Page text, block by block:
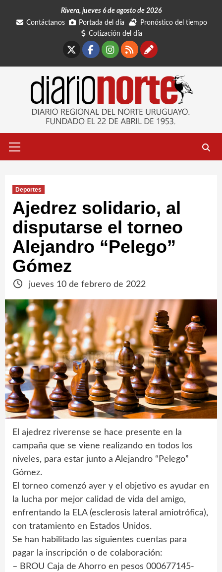
Rivera, jueves 6 de agosto de 2026
Contáctanos
Portada del día
Pronóstico del tiempo
Cotización del día
Facebook
Instagram
RSSContáctanos
primario
Deportes
Ajedrez solidario, al
disputarse el torneo
Alejandro “Pelego”
Gómez
jueves 10 de febrero de 2022
El ajedrez riverense se hace presente en la
campaña que se viene realizando en todos los
niveles, para estar junto a Alejandro “Pelego”
Gómez.
El torneo comenzó ayer y el objetivo es ayudar en
la lucha por mejor calidad de vida del amigo,
enfrentando la ELA (esclerosis lateral amiotrófica),
con tratamiento en Estados Unidos.
Se han habilitado las siguientes cuentas para
pagar la inscripción o de colaboración:
– BROU Caja de Ahorro en pesos 000677145-